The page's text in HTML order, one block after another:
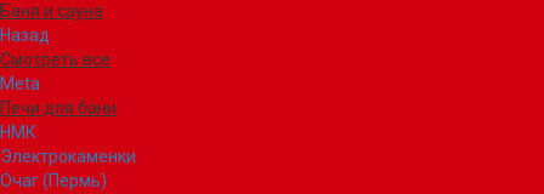
Баня и сауна
Назад
Смотреть все
Meta
Печи для бани
НМК
Электрокаменки
Очаг (Пермь)